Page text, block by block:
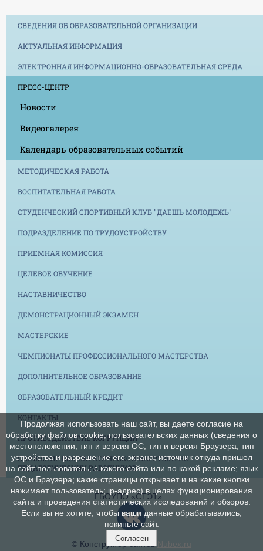
СВЕДЕНИЯ ОБ ОБРАЗОВАТЕЛЬНОЙ ОРГАНИЗАЦИИ
АКТУАЛЬНАЯ ИНФОРМАЦИЯ
ЭЛЕКТРОННАЯ ИНФОРМАЦИОННО-ОБРАЗОВАТЕЛЬНАЯ СРЕДА
ПРЕСС-ЦЕНТР
Новости
Видеогалерея
Календарь образовательных событий
МЕТОДИЧЕСКАЯ РАБОТА
ВОСПИТАТЕЛЬНАЯ РАБОТА
СТУДЕНЧЕСКИЙ СПОРТИВНЫЙ КЛУБ "ДАЕШЬ МОЛОДЕЖЬ"
ПОДРАЗДЕЛЕНИЕ ПО ТРУДОУСТРОЙСТВУ
ПРИЕМНАЯ КОМИССИЯ
ЦЕЛЕВОЕ ОБУЧЕНИЕ
НАСТАВНИЧЕСТВО
ДЕМОНСТРАЦИОННЫЙ ЭКЗАМЕН
МАСТЕРСКИЕ
ЧЕМПИОНАТЫ ПРОФЕССИОНАЛЬНОГО МАСТЕРСТВА
ДОПОЛНИТЕЛЬНОЕ ОБРАЗОВАНИЕ
ОБРАЗОВАТЕЛЬНЫЙ КРЕДИТ
КОНТАКТЫ
ПРОТИВОДЕЙСТВИЕ КОРРУПЦИИ
СНИЖЕНИЕ БЮРОКРАТИЧЕСКОЙ НАГРУЗКИ НА
ПЕДАГОГИЧЕСКИХ РАБОТНИКОВ
ГБОУПО «СТЭТ»
© Конструктор сайтов Nubex.ru
Продолжая использовать наш сайт, вы даете согласие на
обработку файлов cookie, пользовательских данных (сведения о
местоположении; тип и версия ОС; тип и версия Браузера; тип
устройства и разрешение его экрана; источник откуда пришел
на сайт пользователь; с какого сайта или по какой рекламе; язык
ОС и Браузера; какие страницы открывает и на какие кнопки
нажимает пользователь; ip-адрес) в целях функционирования
сайта и проведения статистических исследований и обзоров.
Если вы не хотите, чтобы ваши данные обрабатывались,
покиньте сайт.
Согласен